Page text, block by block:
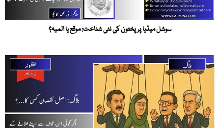
سوشل میڈیا پر پختون کی نئی شناخت: موقع یا المیہ؟